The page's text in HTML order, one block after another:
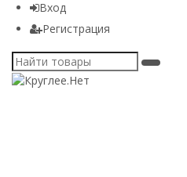
Вход
Регистрация